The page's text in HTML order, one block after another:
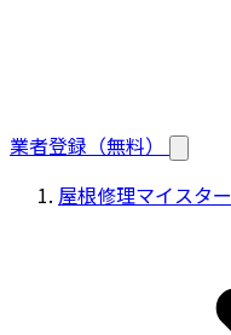
業者登録（無料）
屋根修理マイスター